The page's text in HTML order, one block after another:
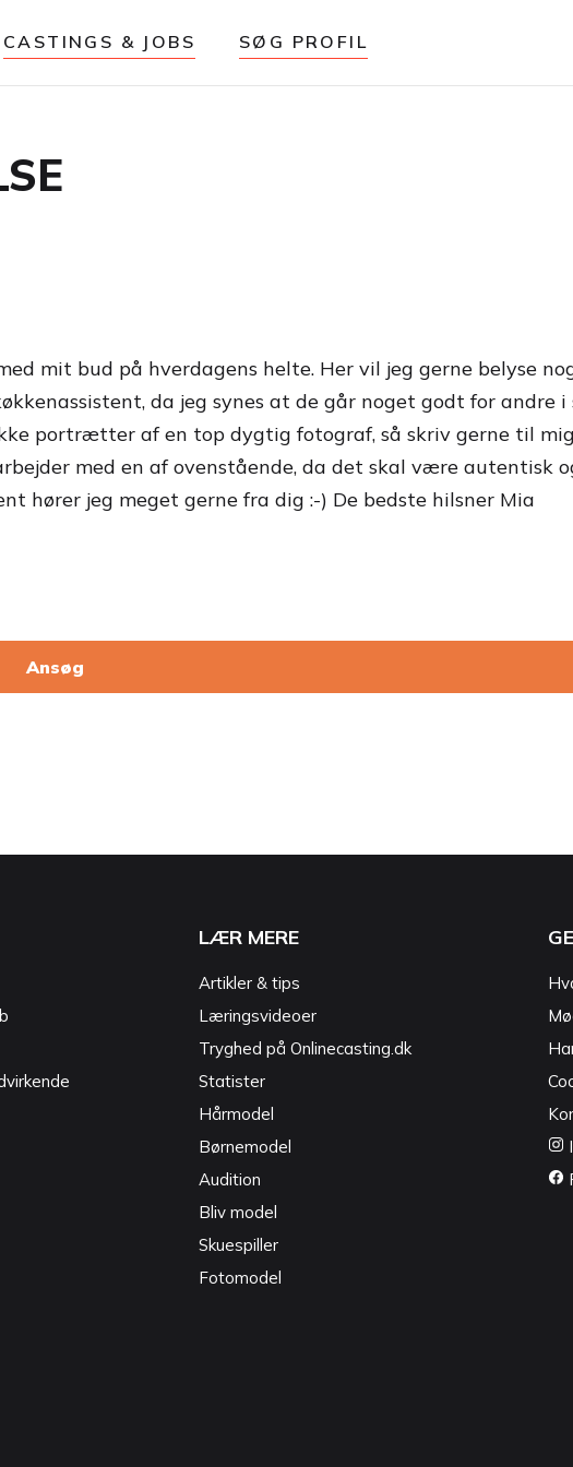
CASTINGS & JOBS SØG PROFIL
mit bud på hverdagens helte. Her vil jeg gerne belyse
da jeg synes at de går noget godt for andre i
portrætter af en top dygtig fotograf, så skriv gerne til
med en af ovenstående, da det skal være autentisk
hører jeg meget gerne fra dig :-) De bedste hilsner Mia
Ansøg
LÆR MERE
Artikler & tips
Læringsvideoer
Tryghed på Onlinecasting.dk
Statister
Hårmodel
Børnemodel
Audition
Bliv model
Skuespiller
Fotomodel